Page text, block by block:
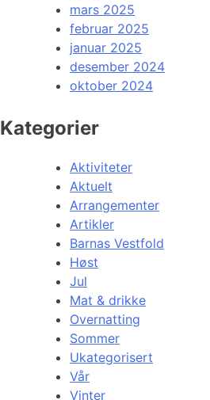
mars 2025
februar 2025
januar 2025
desember 2024
oktober 2024
Kategorier
Aktiviteter
Aktuelt
Arrangementer
Artikler
Barnas Vestfold
Høst
Jul
Mat & drikke
Overnatting
Sommer
Ukategorisert
Vår
Vinter